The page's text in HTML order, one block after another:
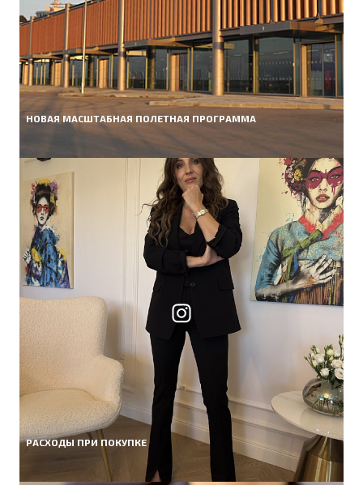
НОВАЯ МАСШТАБНАЯ ПОЛЕТНАЯ ПРОГРАММА
РАСХОДЫ ПРИ ПОКУПКЕ